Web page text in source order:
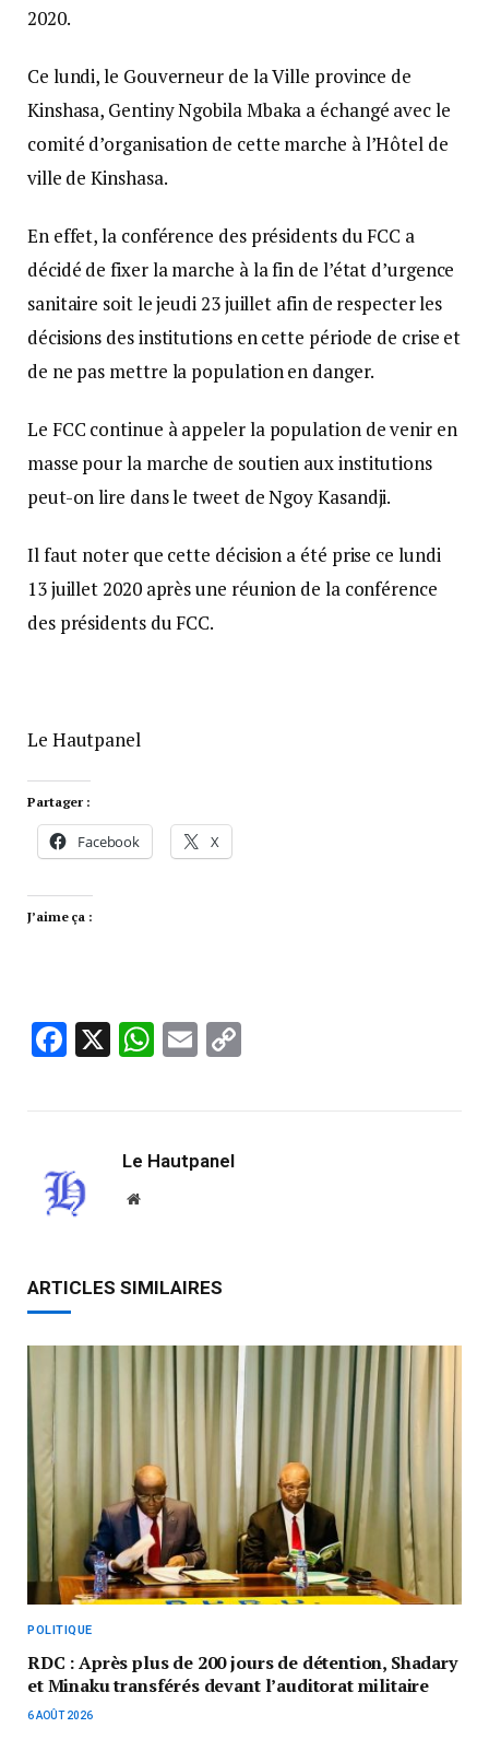
2020.
Ce lundi, le Gouverneur de la Ville province de
Kinshasa, Gentiny Ngobila Mbaka a échangé avec le
comité d’organisation de cette marche à l’Hôtel de
ville de Kinshasa.
En effet, la conférence des présidents du FCC a
décidé de fixer la marche à la fin de l’état d’urgence
sanitaire soit le jeudi 23 juillet afin de respecter les
décisions des institutions en cette période de crise et
de ne pas mettre la population en danger.
Le FCC continue à appeler la population de venir en
masse pour la marche de soutien aux institutions
peut-on lire dans le tweet de Ngoy Kasandji.
Il faut noter que cette décision a été prise ce lundi
13 juillet 2020 après une réunion de la conférence
des présidents du FCC.
Le Hautpanel
Partager :
Facebook X
J’aime ça :
Facebook
X WhatsApp
Email
Le Hautpanel
Website
ARTICLES SIMILAIRES
POLITIQUE
RDC : Après plus de 200 jours de détention, Shadary
et Minaku transférés devant l’auditorat militaire
6 AOÛT 2026